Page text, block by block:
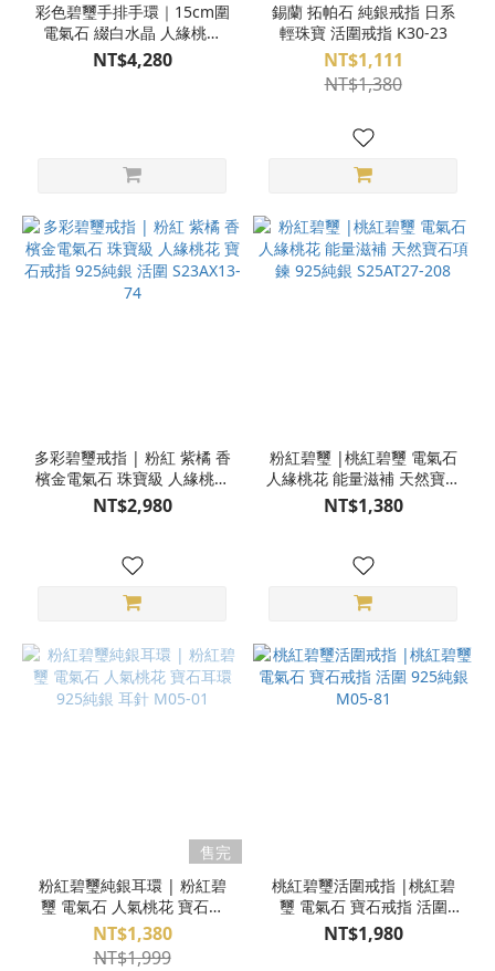
彩色碧璽手排手環｜15cm圍
電氣石 綴白水晶 人緣桃花
能量滋補 天然晶石手排
S25AT27-303
NT$4,280
錫蘭 拓帕石 純銀戒指 日系
輕珠寶 活圍戒指 K30-23
NT$1,111
NT$1,380
多彩碧璽戒指 | 粉紅 紫橘 香
檳金電氣石 珠寶級 人緣桃花
寶石戒指 925純銀 活圍
S23AX13-74
NT$2,980
粉紅碧璽 |桃紅碧璽 電氣石
人緣桃花 能量滋補 天然寶石
項鍊 925純銀 S25AT27-208
NT$1,380
售完
粉紅碧璽純銀耳環 | 粉紅碧
璽 電氣石 人氣桃花 寶石耳
環 925純銀 耳針 M05-01
NT$1,380
NT$1,999
桃紅碧璽活圍戒指 |桃紅碧
璽 電氣石 寶石戒指 活圍
925純銀 M05-81
NT$1,980